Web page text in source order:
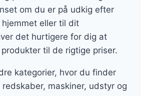
om du er på udkig efter
eller til dit
det hurtigere for dig at
til de rigtige priser.
kategorier, hvor du finder
maskiner, udstyr og